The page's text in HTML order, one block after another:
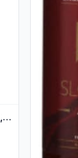
Slogen Pale Ale 4,7% 0,5l flaske